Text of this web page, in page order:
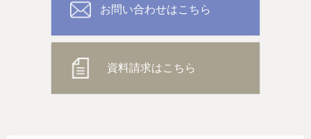
お問い合わせはこちら
資料請求はこちら